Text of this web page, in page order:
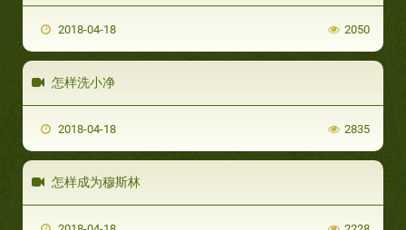
2018-04-18 2050
怎样洗小净
2018-04-18 2835
怎样成为穆斯林